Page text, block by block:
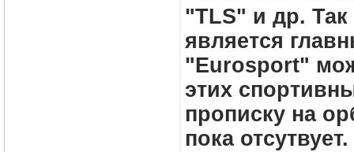
"TLS" и др.
является
"Eurosport"
этих
прописку на
пока отсутвует.